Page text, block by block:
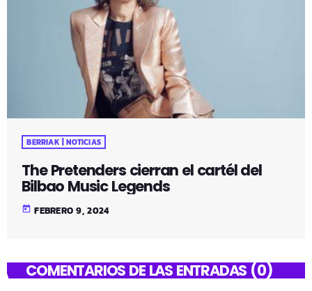
BERRIAK | NOTICIAS
The Pretenders cierran el cartél del
Bilbao Music Legends
today FEBRERO 9, 2024
COMENTARIOS DE LAS ENTRADAS (0)